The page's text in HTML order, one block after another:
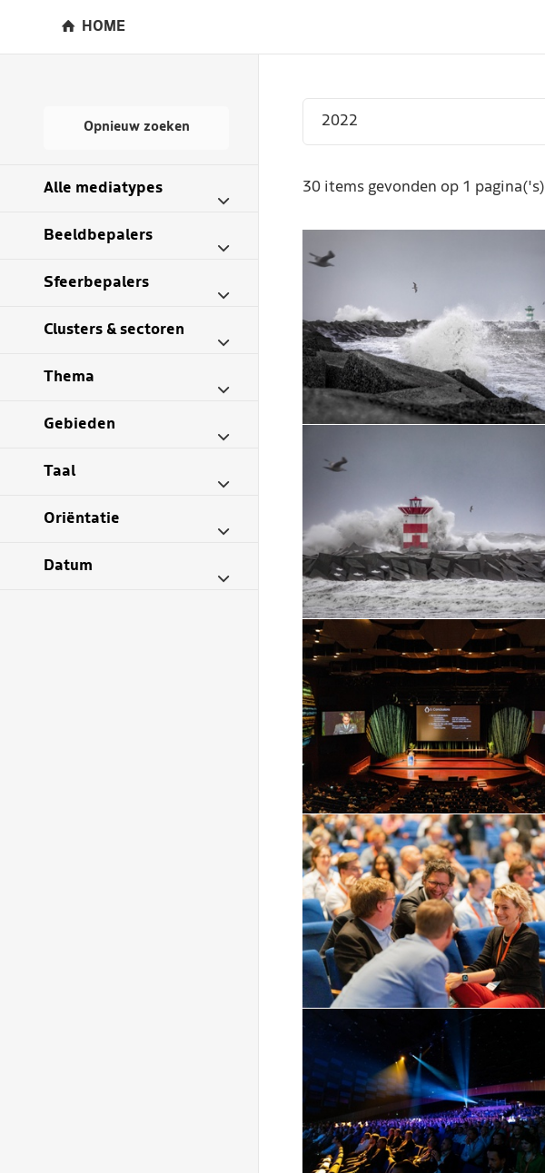
HOME
Opnieuw zoeken
Alle mediatypes
Beeldbepalers
Sfeerbepalers
Clusters & sectoren
Thema
Gebieden
Taal
Oriëntatie
Datum
30 items gevonden op 1 pagina('s)